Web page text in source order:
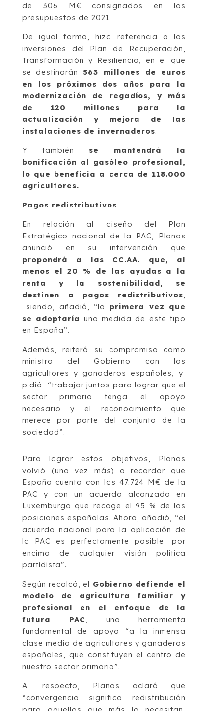
de 306 M€ consignados en los
presupuestos de 2021.
De igual forma, hizo referencia a las
inversiones del Plan de Recuperación,
Transformación y Resiliencia, en el que
se destinarán 563 millones de euros
en los próximos dos años para la
modernización de regadíos, y más
de 120 millones para la
actualización y mejora de las
instalaciones de invernaderos.
Y también se mantendrá la
bonificación al gasóleo profesional,
lo que beneficia a cerca de 118.000
agricultores.
Pagos redistributivos
En relación al diseño del Plan
Estratégico nacional de la PAC, Planas
anunció en su intervención que
propondrá a las CC.AA. que, al
menos el 20 % de las ayudas a la
renta y la sostenibilidad, se
destinen a pagos redistributivos,
siendo, añadió, “la primera vez que
se adoptaría una medida de este tipo
en España”.
Además, reiteró su compromiso como
ministro del Gobierno con los
agricultores y ganaderos españoles, y
pidió “trabajar juntos para lograr que el
sector primario tenga el apoyo
necesario y el reconocimiento que
merece por parte del conjunto de la
sociedad”.
Para lograr estos objetivos, Planas
volvió (una vez más) a recordar que
España cuenta con los 47.724 M€ de la
PAC y con un acuerdo alcanzado en
Luxemburgo que recoge el 95 % de las
posiciones españolas. Ahora, añadió, “el
acuerdo nacional para la aplicación de
la PAC es perfectamente posible, por
encima de cualquier visión política
partidista”.
Según recalcó, el Gobierno defiende el
modelo de agricultura familiar y
profesional en el enfoque de la
futura PAC, una herramienta
fundamental de apoyo “a la inmensa
clase media de agricultores y ganaderos
españoles, que constituyen el centro de
nuestro sector primario”.
Al respecto, Planas aclaró que
“convergencia significa redistribución